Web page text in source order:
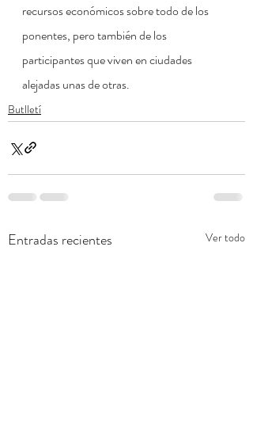
recursos económicos sobre todo de los
ponentes, pero también de los
participantes que viven en ciudades
alejadas unas de otras.
Butlletí
Entradas recientes Ver todo